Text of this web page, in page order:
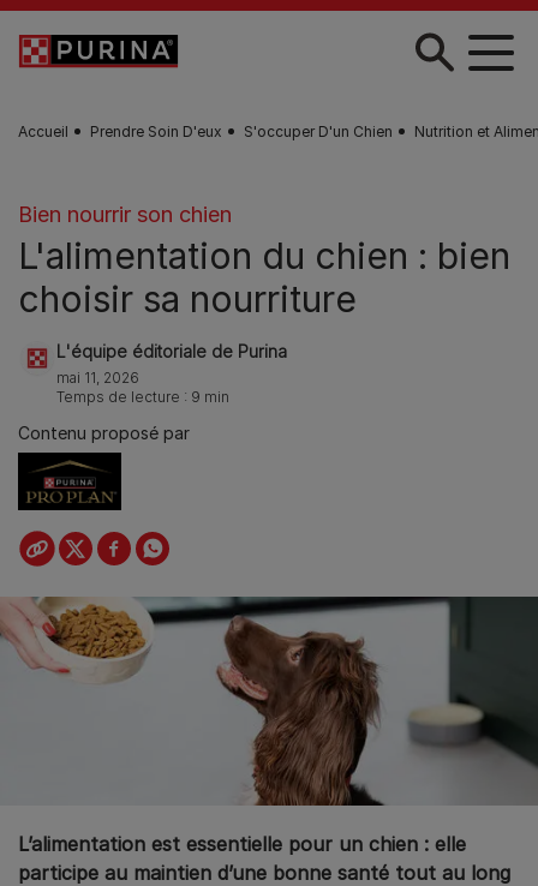
Skip to main content
Accueil Prendre Soin D'eux S'occuper D'un Chien Nutrition et
Bien nourrir son chien
L'alimentation du chien : bien
choisir sa nourriture
L'équipe éditoriale de Purina
mai 11, 2026
Temps de lecture : 9 min
Contenu proposé par
L’alimentation est essentielle pour un chien : elle
participe au maintien d’une bonne santé tout au long